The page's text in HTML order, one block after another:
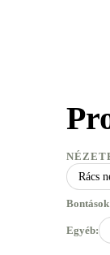
Rács
Egyéb: